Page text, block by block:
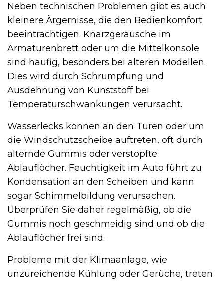
Neben technischen Problemen gibt es auch
kleinere Ärgernisse, die den Bedienkomfort
beeinträchtigen. Knarzgeräusche im
Armaturenbrett oder um die Mittelkonsole
sind häufig, besonders bei älteren Modellen.
Dies wird durch Schrumpfung und
Ausdehnung von Kunststoff bei
Temperaturschwankungen verursacht.
Wasserlecks können an den Türen oder um
die Windschutzscheibe auftreten, oft durch
alternde Gummis oder verstopfte
Ablauflöcher. Feuchtigkeit im Auto führt zu
Kondensation an den Scheiben und kann
sogar Schimmelbildung verursachen.
Überprüfen Sie daher regelmäßig, ob die
Gummis noch geschmeidig sind und ob die
Ablauflöcher frei sind.
Probleme mit der Klimaanlage, wie
unzureichende Kühlung oder Gerüche, treten